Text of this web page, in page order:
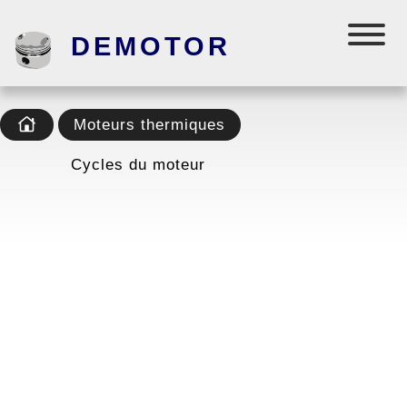
DEMOTOR
Moteurs thermiques
Cycles du moteur